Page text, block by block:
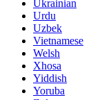
Ukrainian
Urdu
Uzbek
Vietnamese
Welsh
Xhosa
Yiddish
Yoruba